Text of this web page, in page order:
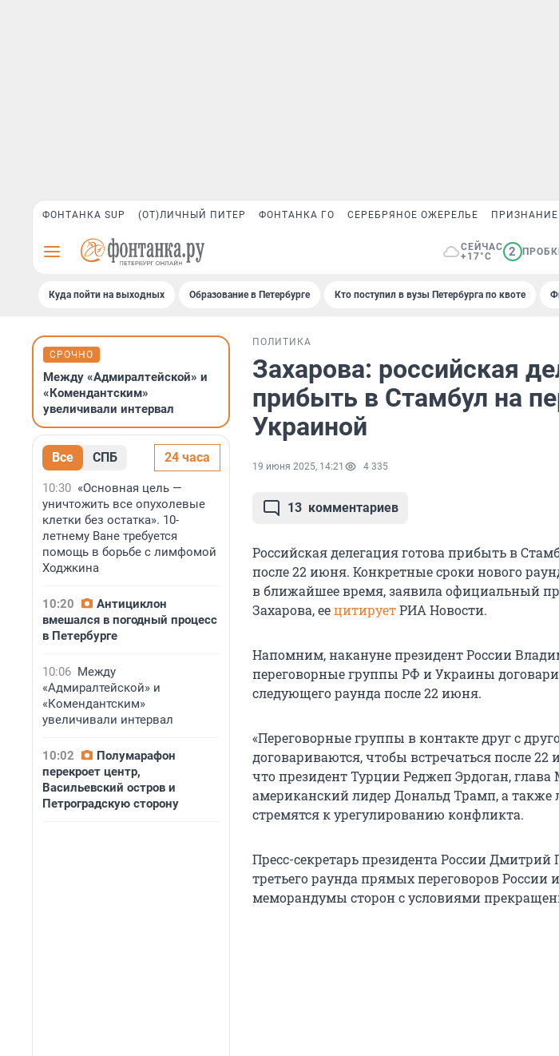
ФОНТАНКА SUP (ОТ)ЛИЧНЫЙ ПИТЕР ФОНТАНКА ГО СЕРЕБРЯНОЕ ОЖЕРЕЛЬЕ
СЕЙЧАС
+17°C
2
Куда пойти на выходных Образование в Петербурге Кто поступил в вузы Петербурга по квоте
СРОЧНО
Между «Адмиралтейской» и
«Комендантским»
увеличивали интервал
Все СПБ 24 часа
10:30 «Основная цель —
уничтожить все опухолевые
клетки без остатка». 10-
летнему Ване требуется
помощь в борьбе с лимфомой
Ходжкина
10:20
Антициклон
вмешался в погодный процесс
в Петербурге
10:06 Между
«Адмиралтейской» и
«Комендантским»
увеличивали интервал
10:02
Полумарафон
перекроет центр,
Васильевский остров и
Петроградскую сторону
ПОЛИТИКА
Захарова: российская
прибыть в Стамбул на
Украиной
19 июня 2025, 14:21 4 335
13 комментариев
Российская делегация готова прибыть в
после 22 июня. Конкретные сроки нового
в ближайшее время, заявила официальный
Захарова, еецитируетРИА Новости.
Напомним, накануне президент России
переговорные группы РФ и Украины
следующего раунда после 22 июня.
«Переговорные группы в контакте друг с
договариваются, чтобы встречаться после
что президент Турции Реджеп Эрдоган,
американский лидер Дональд Трамп, а
стремятся к урегулированию конфликта.
Пресс-секретарь президента России Дмитрий
третьего раунда прямых переговоров России
меморандумы сторон с условиями